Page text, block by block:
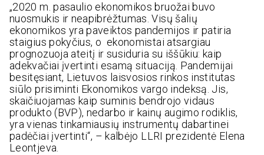
„2020 m. pasaulio ekonomikos bruožai buvo
nuosmukis ir neapibrėžtumas. Visų šalių
ekonomikos yra paveiktos pandemijos ir patiria
staigius pokyčius, o ekonomistai atsargiau
prognozuoja ateitį ir susiduria su iššūkiu: kaip
adekvačiai įvertinti esamą situaciją. Pandemijai
besitęsiant, Lietuvos laisvosios rinkos institutas
siūlo prisiminti Ekonomikos vargo indeksą. Jis,
skaičiuojamas kaip suminis bendrojo vidaus
produkto (BVP), nedarbo ir kainų augimo rodiklis,
yra vienas tinkamiausių instrumentų dabartinei
padėčiai įvertinti“, – kalbėjo LLRI prezidentė Elena
Leontjeva.